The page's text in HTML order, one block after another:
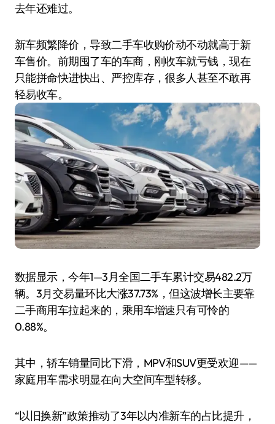
去年还难过。
新车频繁降价，导致二手车收购价动不动就高于新
车售价。前期囤了车的车商，刚收车就亏钱，现在
只能拼命快进快出、严控库存，很多人甚至不敢再
轻易收车。
数据显示，今年1—3月全国二手车累计交易482.2万
辆。3月交易量环比大涨37.73%，但这波增长主要靠
二手商用车拉起来的，乘用车增速只有可怜的
0.88%。
其中，轿车销量同比下滑，MPV和SUV更受欢迎——
家庭用车需求明显在向大空间车型转移。
“以旧换新”政策推动了3年以内准新车的占比提升，